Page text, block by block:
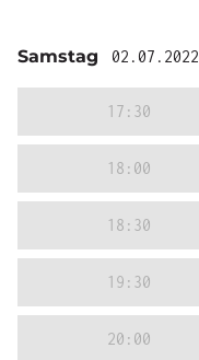
Samstag 02.07.2022
17:30
18:00
18:30
19:30
20:00